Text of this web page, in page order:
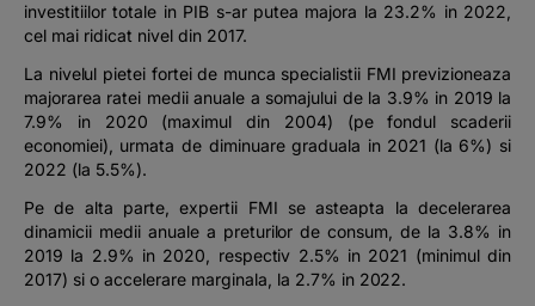
investitiilor totale in PIB s-ar putea majora la 23.2% in 2022,
cel mai ridicat nivel din 2017.
La nivelul pietei fortei de munca specialistii FMI previzioneaza
majorarea ratei medii anuale a somajului de la 3.9% in 2019 la
7.9% in 2020 (maximul din 2004) (pe fondul scaderii
economiei), urmata de diminuare graduala in 2021 (la 6%) si
2022 (la 5.5%).
Pe de alta parte, expertii FMI se asteapta la decelerarea
dinamicii medii anuale a preturilor de consum, de la 3.8% in
2019 la 2.9% in 2020, respectiv 2.5% in 2021 (minimul din
2017) si o accelerare marginala, la 2.7% in 2022.